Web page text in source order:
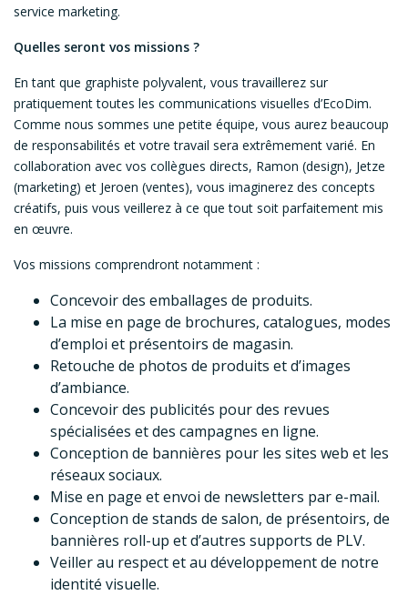
service marketing.
Quelles seront vos missions ?
En tant que graphiste polyvalent, vous travaillerez sur
pratiquement toutes les communications visuelles d’EcoDim.
Comme nous sommes une petite équipe, vous aurez beaucoup
de responsabilités et votre travail sera extrêmement varié. En
collaboration avec vos collègues directs, Ramon (design), Jetze
(marketing) et Jeroen (ventes), vous imaginerez des concepts
créatifs, puis vous veillerez à ce que tout soit parfaitement mis
en œuvre.
Vos missions comprendront notamment :
Concevoir des emballages de produits.
La mise en page de brochures, catalogues, modes
d’emploi et présentoirs de magasin.
Retouche de photos de produits et d’images
d’ambiance.
Concevoir des publicités pour des revues
spécialisées et des campagnes en ligne.
Conception de bannières pour les sites web et les
réseaux sociaux.
Mise en page et envoi de newsletters par e-mail.
Conception de stands de salon, de présentoirs, de
bannières roll-up et d’autres supports de PLV.
Veiller au respect et au développement de notre
identité visuelle.